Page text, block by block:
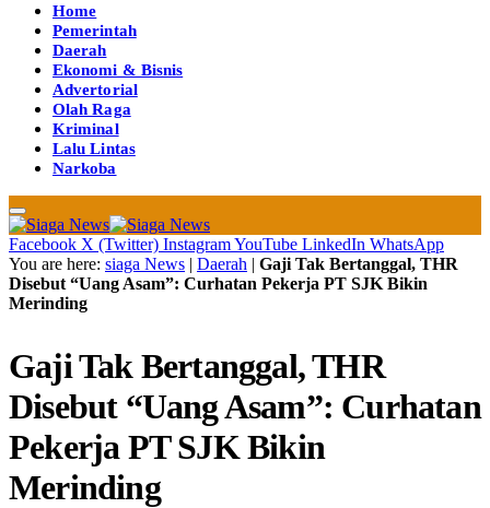
Home
Pemerintah
Daerah
Ekonomi & Bisnis
Advertorial
Olah Raga
Kriminal
Lalu Lintas
Narkoba
Facebook X (Twitter) InstagramYouTube LinkedIn WhatsApp
You are here: siaga News | Daerah | Gaji Tak Bertanggal, THR
Disebut “Uang Asam”: Curhatan Pekerja PT SJK Bikin
Merinding
Gaji Tak Bertanggal, THR
Disebut “Uang Asam”: Curhatan
Pekerja PT SJK Bikin
Merinding